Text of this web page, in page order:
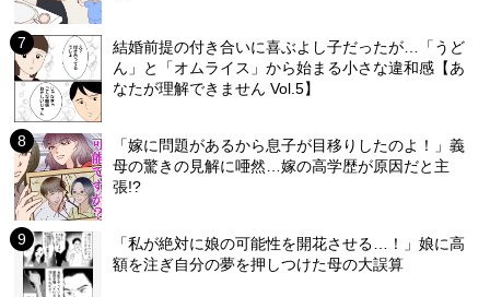
結婚前提の付き合いに喜ぶよし子だったが…「うど
ん」と「オムライス」から始まる小さな違和感【あ
なたが理解できません Vol.5】
「嫁に問題があるから息子が目移りしたのよ！」義
母の驚きの見解に唖然…嫁の高学歴が原因だと主
張!?
「私が絶対に娘の可能性を開花させる…！」娘に高
額を注ぎ自分の夢を押しつけた母の大誤算